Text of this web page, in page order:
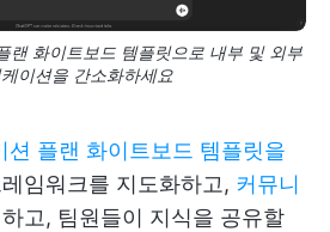
랜 화이트보드 템플릿으로 내부 및 외부
이션을 간소화하세요
플랜 화이트보드 템플릿을
임워크를 지도화하고, 커뮤니
고, 팀원들이 지식을 공유할